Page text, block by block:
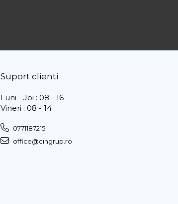
Suport clienti
Luni - Joi : 08 - 16
Vineri : 08 - 14
0771187215
office@cingrup.ro